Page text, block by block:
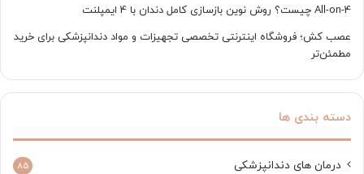
All-on-4 چیست؟ روش نوین بازسازی کامل دندان با 4 ایمپلنت
عصب کش؛ فروشگاه اینترنتی تخصصی تجهیزات و مواد دندانپزشکی برای خرید
مطمئن‌تر
دسته بندی ها
درمان های دندانپزشکی 85